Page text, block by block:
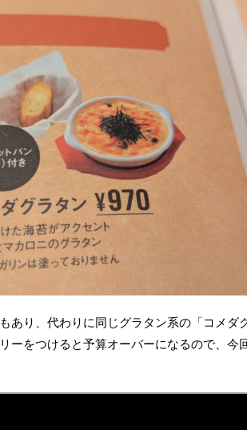
あり、代わりに同じグラタン系の「コメダ
ーをつけると予算オーバーになるので、今